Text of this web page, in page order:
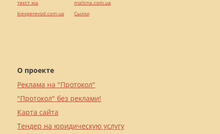
О проекте
Реклама на "Протокол"
"Протокол" без реклами!
Карта сайта
Тендер на юридическую услугу
текст юа
kievperevod.com.ua
maltina.com.ua
Cылки